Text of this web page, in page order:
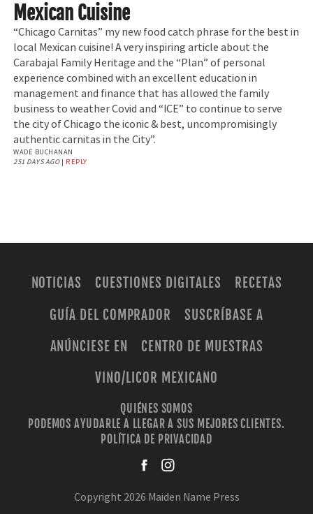
Mexican Cuisine
“Chicago Carnitas” my new food catch phrase for the best in
local Mexican cuisine! A very inspiring article about the
Carabajal Family Heritage and the “Plan” of personal
experience combined with an excellent education in
management and finance that has allowed the family
business to weather Covid and “ICE” to continue to serve
the city of Chicago the iconic & best, uncompromisingly
authentic carnitas in the City”.
WADE BUCHANAN
251 DAYS AGO| REPLY
NOTICIAS CUESTIONES DIGITALES
RECETAS
GUÍA DEL COMPRADOR
SUSCRÍBASE A
ANÚNCIESE EN
CENTRO DE MUESTRAS
VINO/LICOR MEXICANO
QUIÉNES SOMOS
PODEMOS AYUDARLE A LLEGAR A SUS MEJORES CLIENTES.
POLÍTICA DE PRIVACIDAD
Copyright 2026 Maiden Name Press